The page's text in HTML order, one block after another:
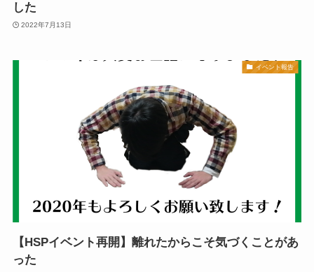
した
2022年7月13日
イベント報告
【HSPイベント再開】離れたからこそ気づくことがあ
った